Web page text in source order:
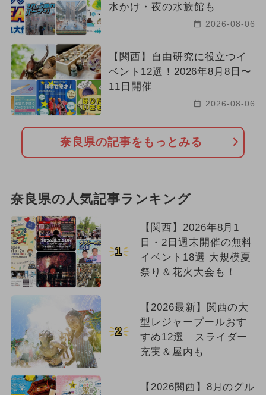
水かけ・夜の水族館も
2026-08-06
【関西】自由研究に役立つイ
ベント12選！2026年8月8日〜
11日開催
2026-08-06
奈良県の記事をもっとみる
奈良県の人気記事ランキング
1
【関西】2026年8月1
日・2日週末開催の無料
イベント18選 大規模夏
祭り＆花火大会も！
2
【2026最新】関西の大
型レジャープールおす
すめ12選 スライダー
充実＆屋内も
【2026関西】8月のグル